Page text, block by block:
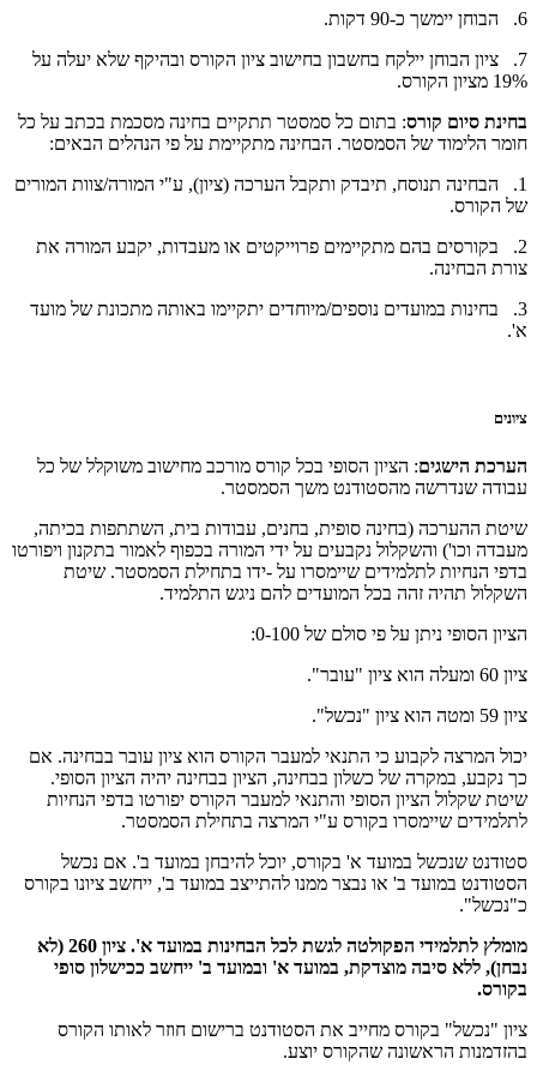
6. הבוחן יימשך כ-90 דקות.
7. ציון הבוחן יילקח בחשבון בחישוב ציון הקורס ובהיקף שלא יעלה על
19% מציון הקורס.
בחינת סיום קורס: בתום כל סמסטר תתקיים בחינה מסכמת בכתב על כל
חומר הלימוד של הסמסטר. הבחינה מתקיימת על פי הנהלים הבאים:
1. הבחינה תנוסח, תיבדק ותקבל הערכה (ציון), ע"י המורה/צוות המורים
של הקורס.
2. בקורסים בהם מתקיימים פרוייקטים או מעבדות, יקבע המורה את
צורת הבחינה.
3. בחינות במועדים נוספים/מיוחדים יתקיימו באותה מתכונת של מועד
א'.
ציונים
הערכת הישגים: הציון הסופי בכל קורס מורכב מחישוב משוקלל של כל
עבודה שנדרשה מהסטודנט משך הסמסטר.
שיטת ההערכה (בחינה סופית, בחנים, עבודות בית, השתתפות בכיתה,
מעבדה וכו') והשקלול נקבעים על ידי המורה בכפוף לאמור בתקנון ויפורטו
בדפי הנחיות לתלמידים שיימסרו על -ידו בתחילת הסמסטר. שיטת
השקלול תהיה זהה בכל המועדים להם ניגש התלמיד.
הציון הסופי ניתן על פי סולם של 0-100:
ציון 60 ומעלה הוא ציון "עובר".
ציון 59 ומטה הוא ציון "נכשל".
יכול המרצה לקבוע כי התנאי למעבר הקורס הוא ציון עובר בבחינה. אם
כך נקבע, במקרה של כשלון בבחינה, הציון בבחינה יהיה הציון הסופי.
שיטת שקלול הציון הסופי והתנאי למעבר הקורס יפורטו בדפי הנחיות
לתלמידים שיימסרו בקורס ע"י המרצה בתחילת הסמסטר.
סטודנט שנכשל במועד א' בקורס, יוכל להיבחן במועד ב'. אם נכשל
הסטודנט במועד ב' או נבצר ממנו להתייצב במועד ב', ייחשב ציונו בקורס
כ"נכשל".
מומלץ לתלמידי הפקולטה לגשת לכל הבחינות במועד א'. ציון 260 (לא
נבחן), ללא סיבה מוצדקת, במועד א' ובמועד ב' ייחשב ככישלון סופי
בקורס.
ציון "נכשל" בקורס מחייב את הסטודנט ברישום חוזר לאותו הקורס
בהזדמנות הראשונה שהקורס יוצע.